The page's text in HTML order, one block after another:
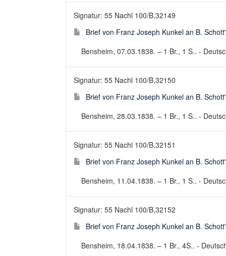
Signatur: 55 Nachl 100/B,32149
Brief von Franz Joseph Kunkel an B.
Bensheim, 07.03.1838. – 1 Br., 1 S.. -
Signatur: 55 Nachl 100/B,32150
Brief von Franz Joseph Kunkel an B.
Bensheim, 28.03.1838. – 1 Br., 1 S.. -
Signatur: 55 Nachl 100/B,32151
Brief von Franz Joseph Kunkel an B.
Bensheim, 11.04.1838. – 1 Br., 1 S.. -
Signatur: 55 Nachl 100/B,32152
Brief von Franz Joseph Kunkel an B.
Bensheim, 18.04.1838. – 1 Br., 4S.. -